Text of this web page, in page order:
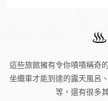
這些旅館擁有令你嘖嘖稱奇
坐纜車才能到達的露天風呂
等，還有很多